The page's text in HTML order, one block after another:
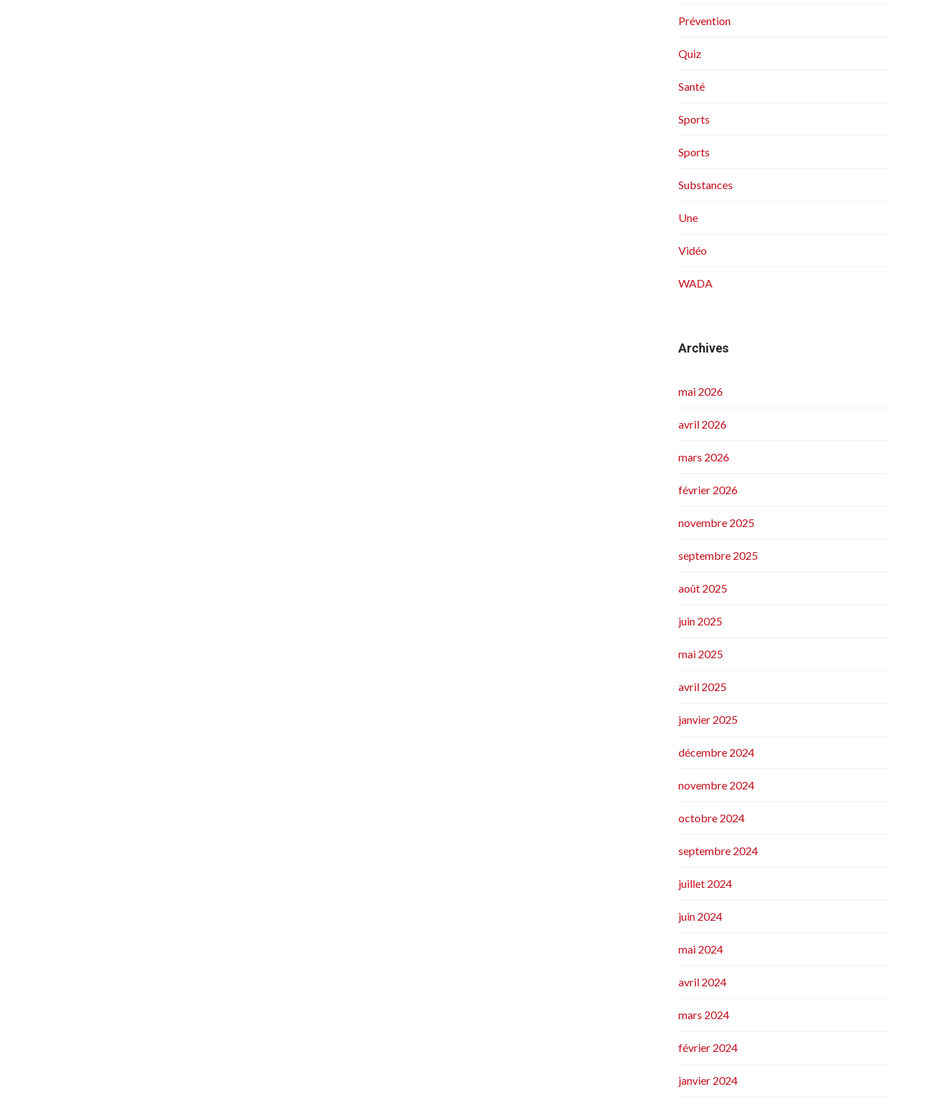
Prévention
Quiz
Santé
Sports
Sports
Substances
Une
Vidéo
WADA
Archives
mai 2026
avril 2026
mars 2026
février 2026
novembre 2025
septembre 2025
août 2025
juin 2025
mai 2025
avril 2025
janvier 2025
décembre 2024
novembre 2024
octobre 2024
septembre 2024
juillet 2024
juin 2024
mai 2024
avril 2024
mars 2024
février 2024
janvier 2024